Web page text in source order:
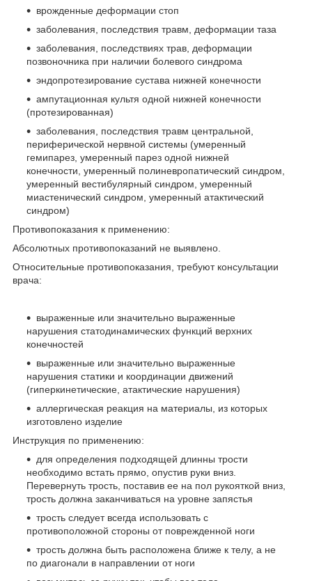
врожденные деформации стоп
заболевания, последствия травм, деформации таза
заболевания, последствиях трав, деформации
позвоночника при наличии болевого синдрома
эндопротезирование сустава нижней конечности
ампутационная культя одной нижней конечности
(протезированная)
заболевания, последствия травм центральной,
периферической нервной системы (умеренный
гемипарез, умеренный парез одной нижней
конечности, умеренный полиневропатический синдром,
умеренный вестибулярный синдром, умеренный
миастенический синдром, умеренный атактический
синдром)
Противопоказания к применению:
Абсолютных противопоказаний не выявлено.
Относительные противопоказания, требуют консультации
врача:
выраженные или значительно выраженные
нарушения статодинамических функций верхних
конечностей
выраженные или значительно выраженные
нарушения статики и координации движений
(гиперкинетические, атактические нарушения)
аллергическая реакция на материалы, из которых
изготовлено изделие
Инструкция по применению:
для определения подходящей длинны трости
необходимо встать прямо, опустив руки вниз.
Перевернуть трость, поставив ее на пол рукояткой вниз,
трость должна заканчиваться на уровне запястья
трость следует всегда использовать с
противоположной стороны от поврежденной ноги
трость должна быть расположена ближе к телу, а не
по диагонали в направлении от ноги